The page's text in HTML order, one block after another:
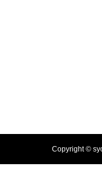
Copyright ©